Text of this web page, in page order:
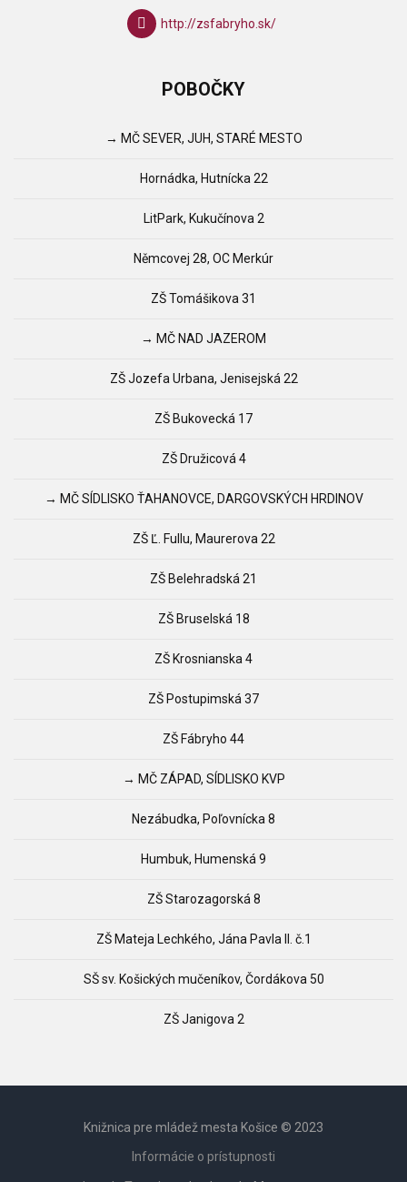
http://zsfabryho.sk/
POBOČKY
→ MČ SEVER, JUH, STARÉ MESTO
Hornádka, Hutnícka 22
LitPark, Kukučínova 2
Němcovej 28, OC Merkúr
ZŠ Tomášikova 31
→ MČ NAD JAZEROM
ZŠ Jozefa Urbana, Jenisejská 22
ZŠ Bukovecká 17
ZŠ Družicová 4
→ MČ SÍDLISKO ŤAHANOVCE, DARGOVSKÝCH HRDINOV
ZŠ Ľ. Fullu, Maurerova 22
ZŠ Belehradská 21
ZŠ Bruselská 18
ZŠ Krosnianska 4
ZŠ Postupimská 37
ZŠ Fábryho 44
→ MČ ZÁPAD, SÍDLISKO KVP
Nezábudka, Poľovnícka 8
Humbuk, Humenská 9
ZŠ Starozagorská 8
ZŠ Mateja Lechkého, Jána Pavla II. č.1
SŠ sv. Košických mučeníkov, Čordákova 50
ZŠ Janigova 2
Knižnica pre mládež mesta Košice © 2023
Informácie o prístupnosti